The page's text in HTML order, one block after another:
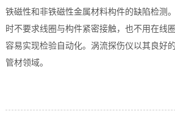
铁磁性和非铁磁性金属材料构件的缺陷检测
时不要求线圈与构件紧密接触，也不用在线
容易实现检验自动化。涡流探伤仪以其良好
管材领域。